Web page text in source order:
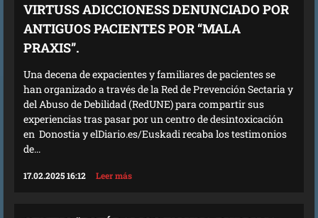
VIRTUSS ADICCIONESS DENUNCIADO POR
ANTIGUOS PACIENTES POR “MALA
PRAXIS”.
Una decena de expacientes y familiares de pacientes se
han organizado a través de la Red de Prevención Sectaria y
del Abuso de Debilidad (RedUNE) para compartir sus
experiencias tras pasar por un centro de desintoxicación
en Donostia y elDiario.es/Euskadi recaba los testimonios
de...
17.02.2025 16:12 Leer más